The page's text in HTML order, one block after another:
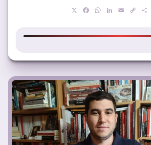
Facebook
WhatsApp
LinkedIn
EmailCopy